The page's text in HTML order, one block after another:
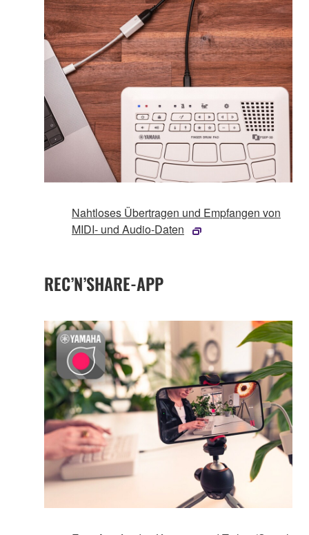
Nahtloses Übertragen und Empfangen von
MIDI- und Audio-Daten
REC’N’SHARE-APP